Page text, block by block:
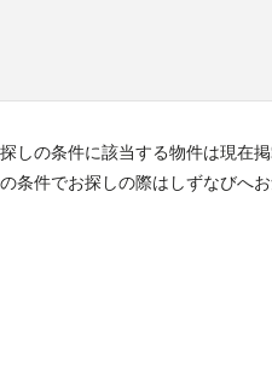
しの条件に該当する物件は現在掲
条件でお探しの際はしずなびへ